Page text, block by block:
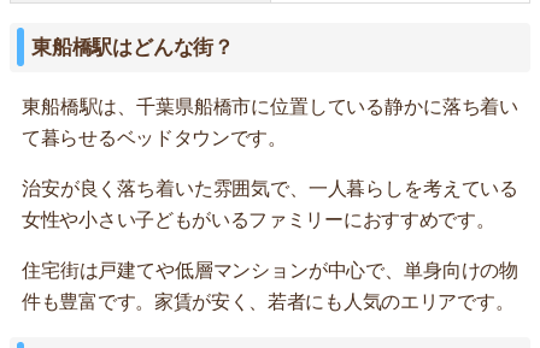
東船橋駅はどんな街？
東船橋駅は、千葉県船橋市に位置している静かに落ち着い
て暮らせるベッドタウンです。
治安が良く落ち着いた雰囲気で、一人暮らしを考えている
女性や小さい子どもがいるファミリーにおすすめです。
住宅街は戸建てや低層マンションが中心で、単身向けの物
件も豊富です。家賃が安く、若者にも人気のエリアです。